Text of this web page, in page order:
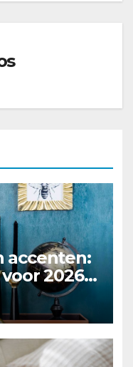
accenten:
2026